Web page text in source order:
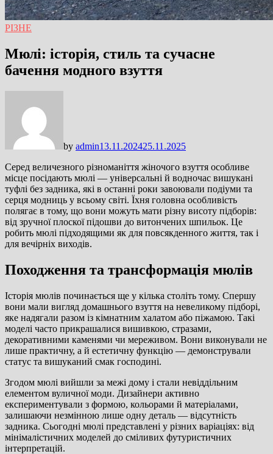
РІЗНЕ
Мюлі: історія, стиль та сучасне
бачення модного взуття
by admin13.11.202425.11.2025
Серед величезного різноманіття жіночого взуття особливе
місце посідають мюлі — універсальні й водночас вишукані
туфлі без задника, які в останні роки завоювали подіуми та
серця модниць у всьому світі. Їхня головна особливість
полягає в тому, що вони можуть мати різну висоту підборів:
від зручної плоскої підошви до витончених шпильок. Це
робить мюлі підходящими як для повсякденного життя, так і
для вечірніх виходів.
Походження та трансформація мюлів
Історія мюлів починається ще у кілька століть тому. Спершу
вони мали вигляд домашнього взуття на невеликому підборі,
яке надягали разом із кімнатним халатом або піжамою. Такі
моделі часто прикрашалися вишивкою, стразами,
декоративними каменями чи мереживом. Вони виконували не
лише практичну, а й естетичну функцію — демонстрували
статус та вишуканий смак господині.
Згодом мюлі вийшли за межі дому і стали невіддільним
елементом вуличної моди. Дизайнери активно
експериментували з формою, кольорами й матеріалами,
залишаючи незмінною лише одну деталь — відсутність
задника. Сьогодні мюлі представлені у різних варіаціях: від
мінімалістичних моделей до сміливих футуристичних
інтерпретацій.